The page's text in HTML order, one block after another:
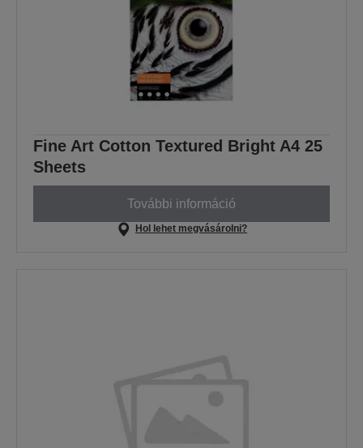
Fine Art Cotton Textured Bright A4 25
Sheets
További információ
Hol lehet megvásárolni?